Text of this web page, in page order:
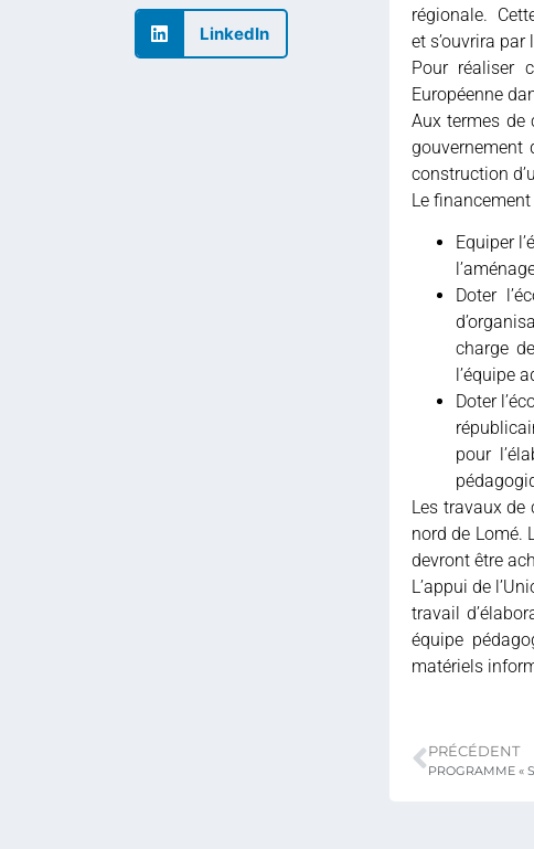
LinkedIn
régionale.
et s’ouvrira
Pour réaliser
Européenne
Aux termes de
gouvernement
construction
Le financement
Equiper
Doter
charge
l’équipe
Doter
pour
Les travaux de
nord de Lomé.
devront être
L’appui de
travail
équipe
matériels
PRÉCÉDENT